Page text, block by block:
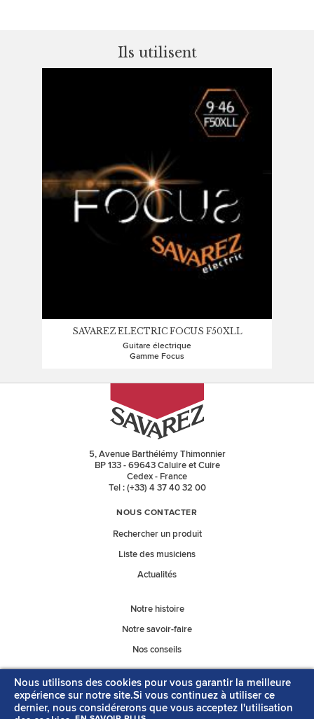
Ils utilisent
SAVAREZ ELECTRIC FOCUS F50XLL
Guitare électrique
Gamme Focus
5, Avenue Barthélémy Thimonnier
BP 133 - 69643 Caluire et Cuire
Cedex - France
Tel : (+33) 4 37 40 32 00
NOUS CONTACTER
Rechercher un produit
Liste des musiciens
Actualités
Notre histoire
Notre savoir-faire
Nos conseils
Nos catalogues
Nous utilisons des cookies pour vous garantir la meilleure
expérience sur notre site.Si vous continuez à utiliser ce
dernier, nous considérerons que vous acceptez l'utilisation